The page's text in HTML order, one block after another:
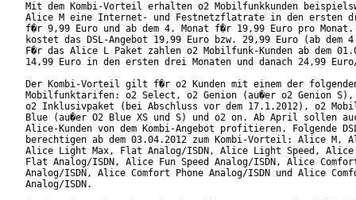
Mit dem Kombi-Vorteil erhalten o2 Mobilfunkkunden
Alice M eine Internet- und Festnetzflatrate in den ersten
f�r 9,99 Euro und ab dem 4. Monat f�r 19,99 Euro pro Monat.
kostet das DSL-Angebot 19,99 Euro bzw. 29,99 Euro (ab dem
F�r das Alice L Paket zahlen o2 Mobilfunk-Kunden ab dem
14,99 Euro in den ersten drei Monaten und danach 24,99
Der Kombi-Vorteil gilt f�r o2 Kunden mit einem der
Mobilfunktarifen: o2 Select, o2 Genion (au�er o2 Genion
o2 Inklusivpaket (bei Abschluss vor dem 17.1.2012), o2
Blue (au�er O2 Blue XS und S) und o2 on. Ab April sollen
Alice-Kunden von dem Kombi-Angebot profitieren. Folgende
berechtigen ab dem 03.04.2012 zum Kombi-Vorteil: Alice M,
Alice Light Max, Flat Analog/ISDN, Alice Light Speed, Alice
Flat Analog/ISDN, Alice Fun Speed Analog/ISDN, Alice
Analog/ISDN, Alice Comfort Phone Analog/ISDN und Alice
Analog/ISDN.